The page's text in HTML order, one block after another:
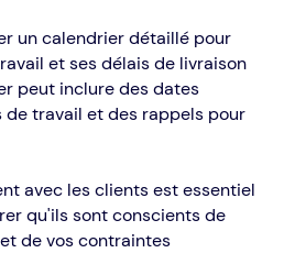
un calendrier détaillé pour
et ses délais de livraison
peut inclure des dates
de travail et des rappels pour
avec les clients est essentiel
qu'ils sont conscients de
de vos contraintes